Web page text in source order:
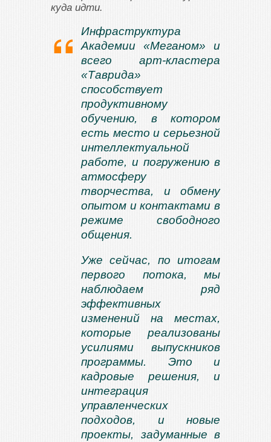
куда идти.
Инфраструктура
Академии «Меганом» и
всего арт-кластера
«Таврида»
способствует
продуктивному
обучению, в котором
есть место и серьезной
интеллектуальной
работе, и погружению в
атмосферу
творчества, и обмену
опытом и контактами в
режиме свободного
общения.
Уже сейчас, по итогам
первого потока, мы
наблюдаем ряд
эффективных
изменений на местах,
которые реализованы
усилиями выпускников
программы. Это и
кадровые решения, и
интеграция
управленческих
подходов, и новые
проекты, задуманные в